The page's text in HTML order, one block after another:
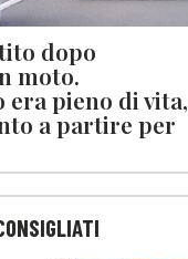
dopo
moto.
era pieno di vita,
a partire per